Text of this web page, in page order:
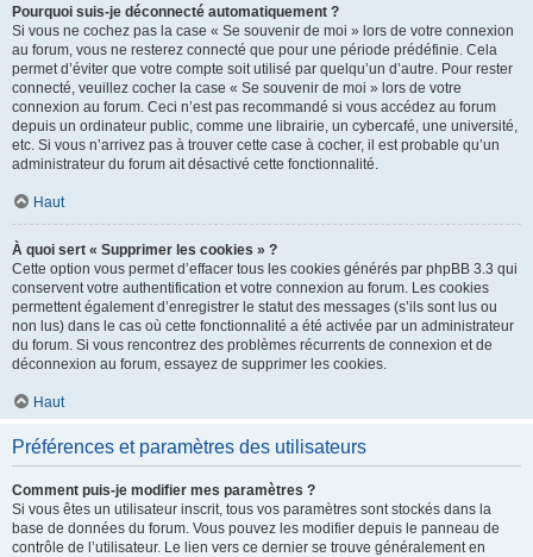
Pourquoi suis-je déconnecté automatiquement ?
Si vous ne cochez pas la case « Se souvenir de moi » lors de votre connexion
au forum, vous ne resterez connecté que pour une période prédéfinie. Cela
permet d’éviter que votre compte soit utilisé par quelqu’un d’autre. Pour rester
connecté, veuillez cocher la case « Se souvenir de moi » lors de votre
connexion au forum. Ceci n’est pas recommandé si vous accédez au forum
depuis un ordinateur public, comme une librairie, un cybercafé, une université,
etc. Si vous n’arrivez pas à trouver cette case à cocher, il est probable qu’un
administrateur du forum ait désactivé cette fonctionnalité.
Haut
À quoi sert « Supprimer les cookies » ?
Cette option vous permet d’effacer tous les cookies générés par phpBB 3.3 qui
conservent votre authentification et votre connexion au forum. Les cookies
permettent également d’enregistrer le statut des messages (s’ils sont lus ou
non lus) dans le cas où cette fonctionnalité a été activée par un administrateur
du forum. Si vous rencontrez des problèmes récurrents de connexion et de
déconnexion au forum, essayez de supprimer les cookies.
Haut
Préférences et paramètres des utilisateurs
Comment puis-je modifier mes paramètres ?
Si vous êtes un utilisateur inscrit, tous vos paramètres sont stockés dans la
base de données du forum. Vous pouvez les modifier depuis le panneau de
contrôle de l’utilisateur. Le lien vers ce dernier se trouve généralement en